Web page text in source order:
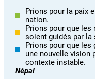
Prions pour la paix
nation.
Prions pour que les
soient guidés par la
Prions pour que les
une nouvelle vision
contexte instable.
Népal